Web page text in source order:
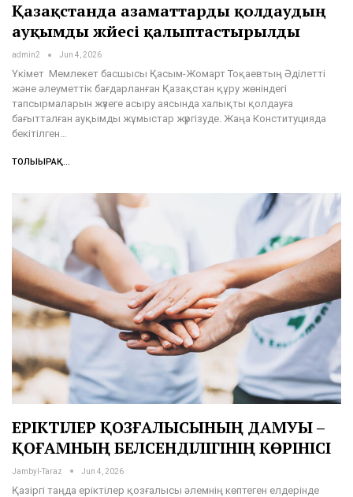
Қазақстанда азаматтарды қолдаудың
ауқымды жүйесі қалыптастырылды
admin2 Jun 4, 2026
Үкімет Мемлекет басшысы Қасым-Жомарт Тоқаевтың Әділетті
және әлеуметтік бағдарланған Қазақстан құру жөніндегі
тапсырмаларын жүзеге асыру аясында халықты қолдауға
бағытталған ауқымды жұмыстар жүргізуде. Жаңа Конституцияда
бекітілген…
ТОЛЫҒЫРАҚ...
ЕРІКТІЛЕР ҚОЗҒАЛЫСЫНЫҢ ДАМУЫ –
ҚОҒАМНЫҢ БЕЛСЕНДІЛІГІНІҢ КӨРІНІСІ
Jambyl-Taraz Jun 4, 2026
Қазіргі таңда еріктілер қозғалысы әлемнің көптеген елдерінде